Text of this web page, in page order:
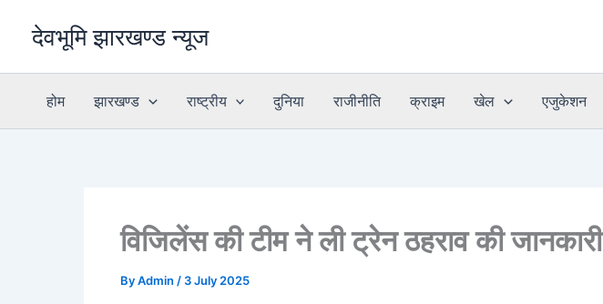
देवभूमि झारखण्ड न्यूज
होम झारखण्ड राष्ट्रीय दुनिया राजीनीति क्राइम खेल एजुकेशन
विजिलेंस की टीम ने ली ट्रेन ठहराव की जानकारी
ByAdmin / 3 July 2025